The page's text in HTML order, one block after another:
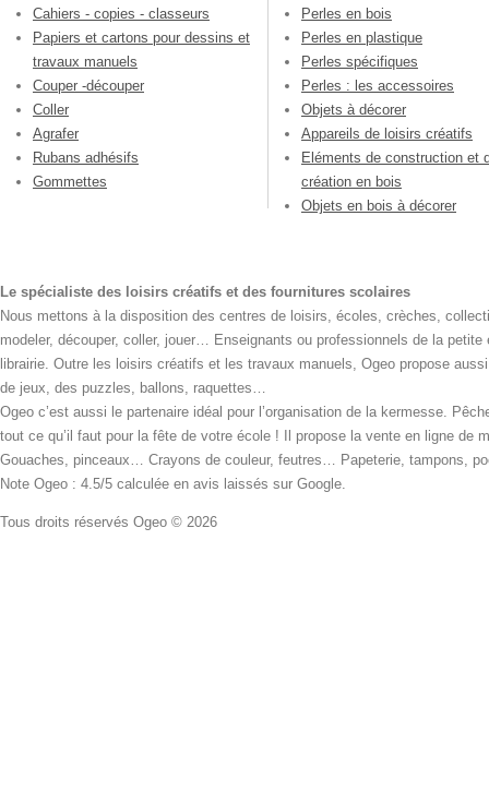
Cahiers - copies - classeurs
Papiers et cartons pour dessins et
travaux manuels
Couper -découper
Coller
Agrafer
Rubans adhésifs
Gommettes
Perles en bois
Perles en plastique
Perles spécifiques
Perles : les accessoires
Objets à décorer
Appareils de loisirs créatifs
Eléments de construction et
création en bois
Objets en bois à décorer
Le spécialiste des loisirs créatifs et des fournitures scolaires
Nous mettons à la disposition des centres de loisirs, écoles, crèches,
modeler, découper, coller, jouer… Enseignants ou professionnels de la
librairie. Outre les loisirs créatifs et les travaux manuels, Ogeo propose
de jeux, des puzzles, ballons, raquettes…
Ogeo c’est aussi le partenaire idéal pour l’organisation de la kermesse.
tout ce qu’il faut pour la fête de votre école ! Il propose la vente en ligne
Gouaches, pinceaux… Crayons de couleur, feutres… Papeterie, tampons,
Note Ogeo : 4.5/5 calculée en avis laissés sur Google.
Tous droits réservés Ogeo © 2026